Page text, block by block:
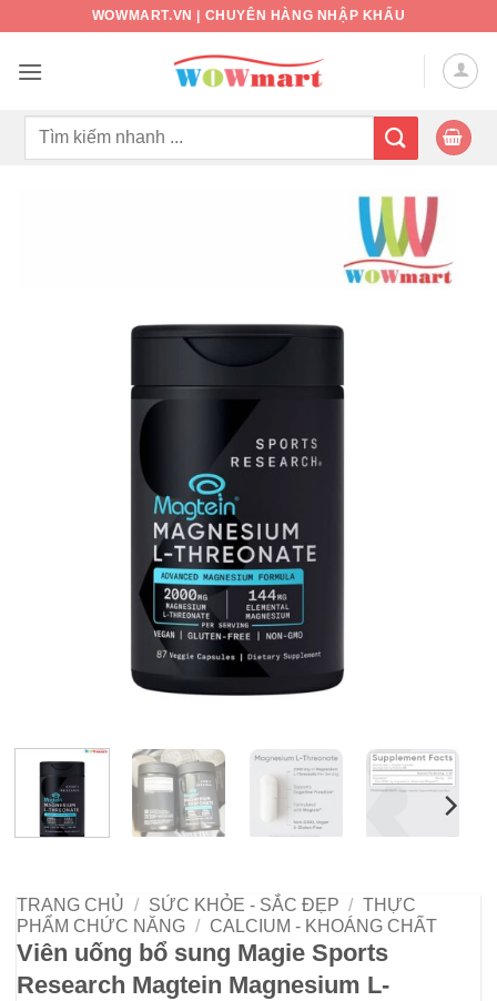
nội
WOWMART.VN | CHUYÊN HÀNG NHẬP KHẨU
Tìm
TRANG CHỦ / SỨC KHỎE - SẮC ĐẸP / THỰC
PHẨM CHỨC NĂNG / CALCIUM - KHOÁNG CHẤT
Viên uống bổ sung Magie Sports
Research Magtein Magnesium L-